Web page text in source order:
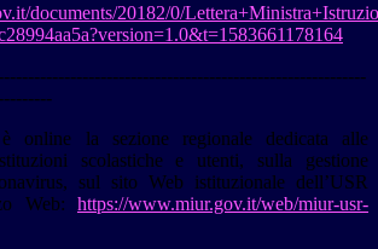
documents/20182/0/
online la sezione regionale dedicata alle
scolastiche e utenti, sulla gestione
sul sito Web istituzionale dell’USR
Web: https://www.miur.gov.it/web/miur-usr-